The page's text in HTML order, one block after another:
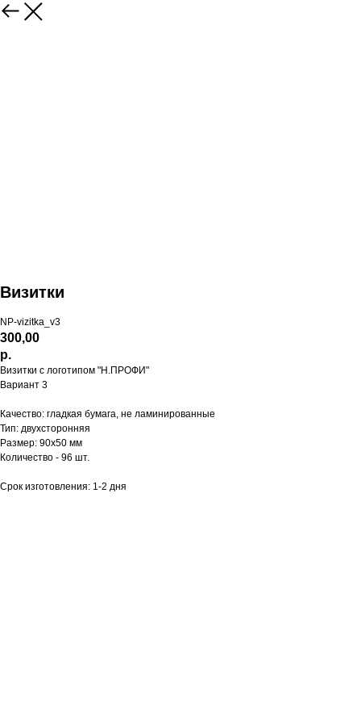
Визитки
NP-vizitka_v3
300,00
р.
Визитки с логотипом "Н.ПРОФИ"
Вариант 3
Качество: гладкая бумага, не ламинированные
Тип: двухсторонняя
Размер: 90х50 мм
Количество - 96 шт.
Срок изготовления: 1-2 дня